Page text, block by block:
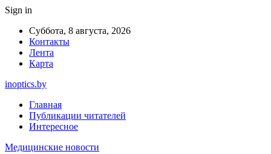
Sign in
Суббота, 8 августа, 2026
Контакты
Лента
Карта
inoptics.by
Главная
Публикации читателей
Интересное
Медицинские новости